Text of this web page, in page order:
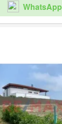
WhatsApp